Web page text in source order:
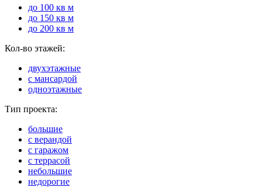
до 100 кв м
до 150 кв м
до 200 кв м
Кол-во этажей:
двухэтажные
с мансардой
одноэтажные
Тип проекта:
большие
с верандой
с гаражом
с террасой
небольшие
недорогие